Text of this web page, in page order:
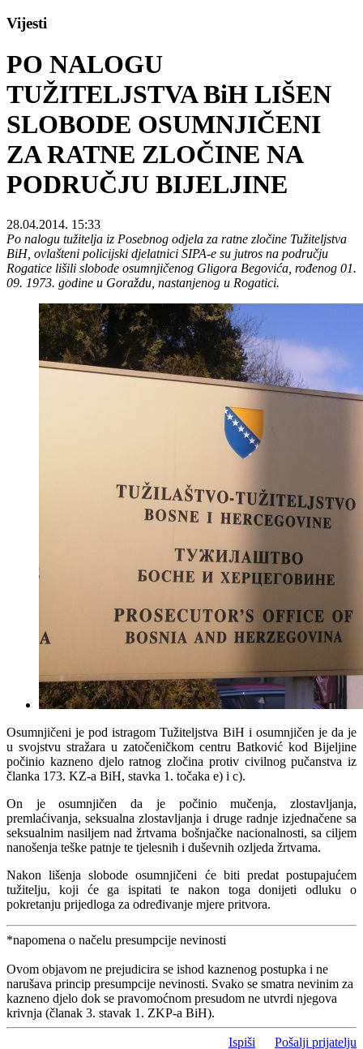
Vijesti
PO NALOGU
TUŽITELJSTVA BiH LIŠEN
SLOBODE OSUMNJIČENI
ZA RATNE ZLOČINE NA
PODRUČJU BIJELJINE
28.04.2014. 15:33
Po nalogu tužitelja iz Posebnog odjela za ratne zločine Tužiteljstva
BiH, ovlašteni policijski djelatnici SIPA-e su jutros na području
Rogatice lišili slobode osumnjičenog Gligora Begovića, rođenog 01.
09. 1973. godine u Goraždu, nastanjenog u Rogatici.
Osumnjičeni je pod istragom Tužiteljstva BiH i osumnjičen je da je
u svojstvu stražara u zatočeničkom centru Batković kod Bijeljine
počinio kazneno djelo ratnog zločina protiv civilnog pučanstva iz
članka 173. KZ-a BiH, stavka 1. točaka e) i c).
On je osumnjičen da je počinio mučenja, zlostavljanja,
premlaćivanja, seksualna zlostavljanja i druge radnje izjednačene sa
seksualnim nasiljem nad žrtvama bošnjačke nacionalnosti, sa ciljem
nanošenja teške patnje te tjelesnih i duševnih ozljeda žrtvama.
Nakon lišenja slobode osumnjičeni će biti predat postupajućem
tužitelju, koji će ga ispitati te nakon toga donijeti odluku o
pokretanju prijedloga za određivanje mjere pritvora.
*napomena o načelu presumpcije nevinosti
Ovom objavom ne prejudicira se ishod kaznenog postupka i ne
narušava princip presumpcije nevinosti. Svako se smatra nevinim za
kazneno djelo dok se pravomoćnom presudom ne utvrdi njegova
krivnja (članak 3. stavak 1. ZKP-a BiH).
Ispiši Pošalji prijatelju